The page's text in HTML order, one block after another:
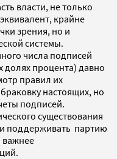
власти, не только
крайне
зрения, но и
системы.
числа подписей
долях процента) давно
правил их
настоящих, но
подписей.
существования
поддерживать партию
важнее